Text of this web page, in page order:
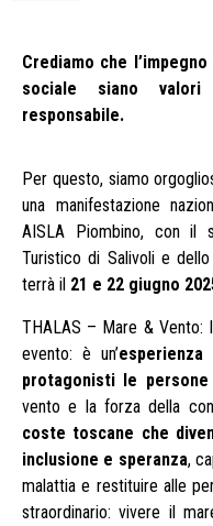
Crediamo che
sociale siano valori
responsabile.
Per questo, siamo
una manifestazione
AISLA Piombino, con il
Turistico di Salivoli e
terrà il 21 e 22 giugno
THALAS – Mare & Vento:
evento: è un’
protagonisti le persone
vento e la forza della
coste toscane che
inclusione e speranza,
malattia e restituire alle
straordinario: vivere il